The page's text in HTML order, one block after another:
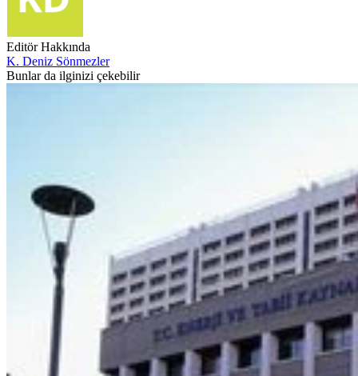
Editör Hakkında
K. Deniz Sönmezler
Bunlar da ilginizi çekebilir